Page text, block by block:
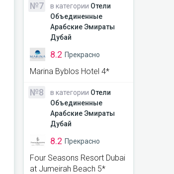
№7 в категории Отели
Объединенные
Арабские Эмираты
Дубай
8.2 Прекрасно
Marina Byblos Hotel 4*
№8 в категории Отели
Объединенные
Арабские Эмираты
Дубай
8.2 Прекрасно
Four Seasons Resort Dubai
at Jumeirah Beach 5*